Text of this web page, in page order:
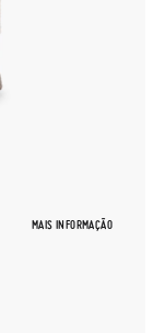
MAIS INFORMAÇÃO